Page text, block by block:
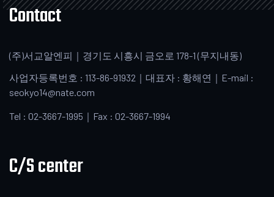
Contact
(주)서교알엔피｜경기도 시흥시 금오로 178-1 (무지내동)
사업자등록번호 : 113-86-91932｜대표자 : 황해연｜E-mail :
seokyo14@nate.com
Tel : 02-3667-1995｜Fax : 02-3667-1994
C/S center